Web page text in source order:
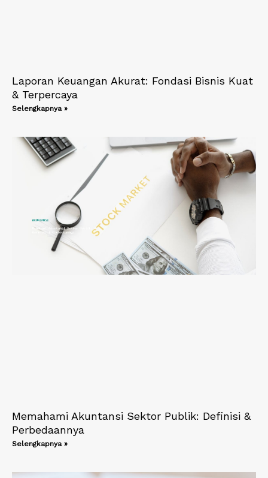
Laporan Keuangan Akurat: Fondasi Bisnis Kuat
& Terpercaya
Selengkapnya »
Memahami Akuntansi Sektor Publik: Definisi &
Perbedaannya
Selengkapnya »